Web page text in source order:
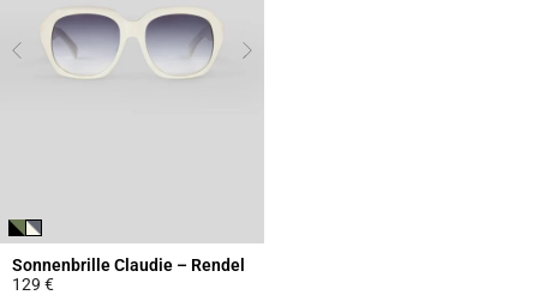
Sonnenbrille Claudie – Rendel
129 €